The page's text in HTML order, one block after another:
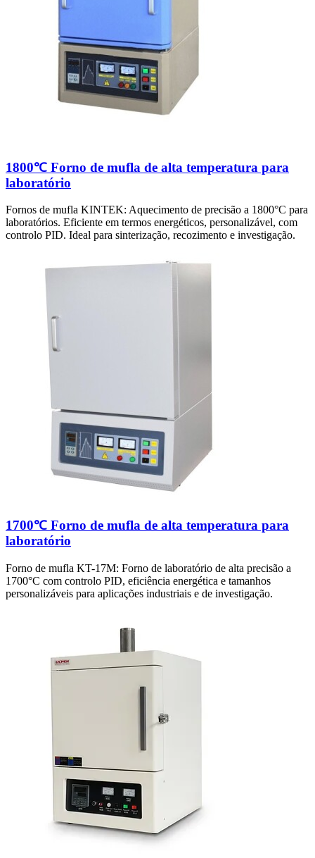
1800℃ Forno de mufla de alta temperatura para
laboratório
Fornos de mufla KINTEK: Aquecimento de precisão a 1800°C para
laboratórios. Eficiente em termos energéticos, personalizável, com
controlo PID. Ideal para sinterização, recozimento e investigação.
1700℃ Forno de mufla de alta temperatura para
laboratório
Forno de mufla KT-17M: Forno de laboratório de alta precisão a
1700°C com controlo PID, eficiência energética e tamanhos
personalizáveis para aplicações industriais e de investigação.